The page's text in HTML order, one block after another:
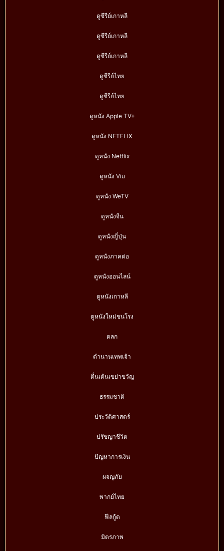
ดูซีรีย์เกาหลี
ดูซีรีย์เกาหลี
ดูซีรีย์เกาหลี
ดูซีรีย์ไทย
ดูซีรีย์ไทย
ดูหนัง Apple TV+
ดูหนัง NETFLIX
ดูหนัง Netflix
ดูหนัง Viu
ดูหนัง WeTV
ดูหนังจีน
ดูหนังญี่ปุ่น
ดูหนังภาคต่อ
ดูหนังออนไลน์
ดูหนังเกาหลี
ดูหนังใหม่ชนโรง
ตลก
ตำนานเทพเจ้า
ตื่นเต้นเขย่าขวัญ
ธรรมชาติ
ประวัติศาสตร์
ปรัชญาชีวิต
ปัญหาการเงิน
ผจญภัย
พากย์ไทย
ฟีลกู้ด
มิตรภาพ